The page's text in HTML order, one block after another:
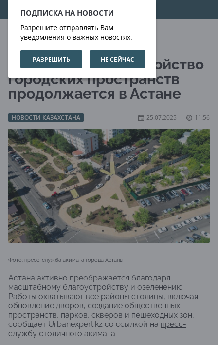
ПОДПИСКА НА НОВОСТИ
Разрешите отправлять Вам
уведомления о важных новостях.
РАЗРЕШИТЬ НЕ СЕЙЧАС
06.08.2026 23:30:11
Активное благоустройство
городских пространств
продолжается в Астане
НОВОСТИ КАЗАХСТАНА 25.07.2025 11:56
Фото: пресс-служба акимата города Астаны
Астана активно преображается благодаря
масштабному благоустройству и озеленению.
Работы охватывают все районы столицы, включая
обновление дворов, создание общественных
пространств, парков, скверов и пешеходных зон,
сообщает Urbanexpert.kz со ссылкой на пресс-
службу столичного акимата.